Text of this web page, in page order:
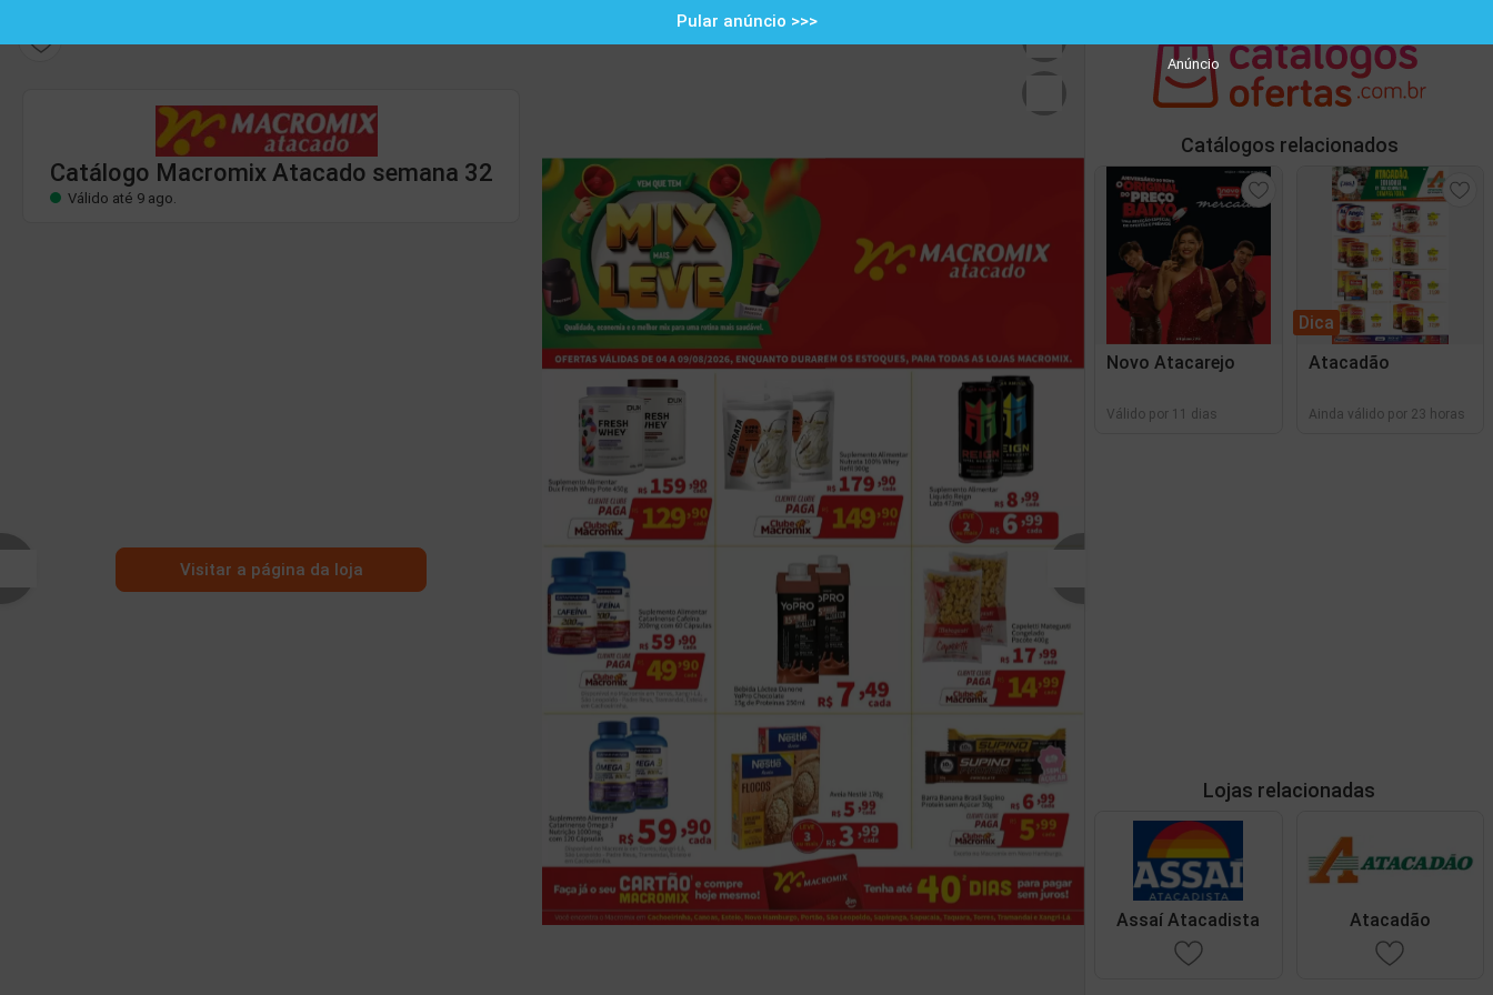
Válido até 9 ago.
Anúncio
Pular anúncio >>>
Catálogo Macromix Atacado semana 32
Válido até 9 ago.
Visitar a página da loja
Catálogos relacionados
Novo Atacarejo
Válido por 11 dias
Dica
Atacadão
Ainda válido por 23 horas
Lojas relacionadas
Assaí Atacadista Atacadão